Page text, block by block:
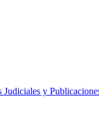
Judiciales y